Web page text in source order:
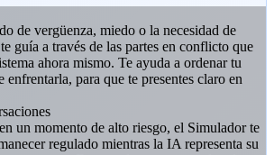
de vergüenza, miedo o la necesidad de
guía a través de las partes en conflicto que
ahora mismo. Te ayuda a ordenar tu
enfrentarla, para que te presentes claro en
un momento de alto riesgo, el Simulador te
regulado mientras la IA representa su